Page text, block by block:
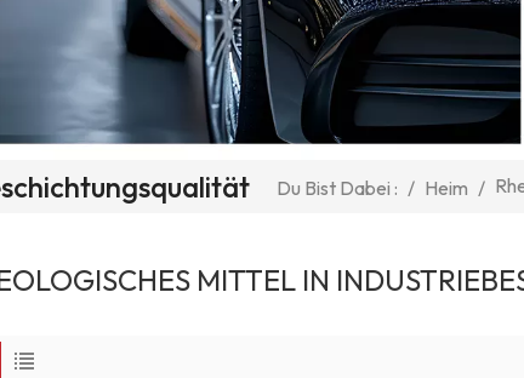
Du Bist Dabei : / Heim /
MITTEL IN